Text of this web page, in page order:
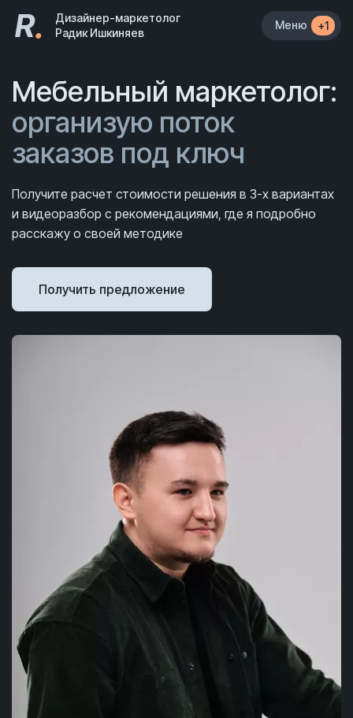
R.
Дизайнер-маркетолог
Радик Ишкиняев
Меню +1
Мебельный маркетолог:
организую поток
заказов под ключ
Получите расчет стоимости решения в 3-х вариантах
и видеоразбор с рекомендациями, где я подробно
расскажу о своей методике
Получить предложение